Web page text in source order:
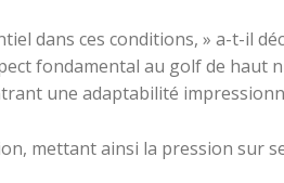
dans ces conditions, » a-t-il
fondamental au golf de haut
une adaptabilité
mettant ainsi la pression sur